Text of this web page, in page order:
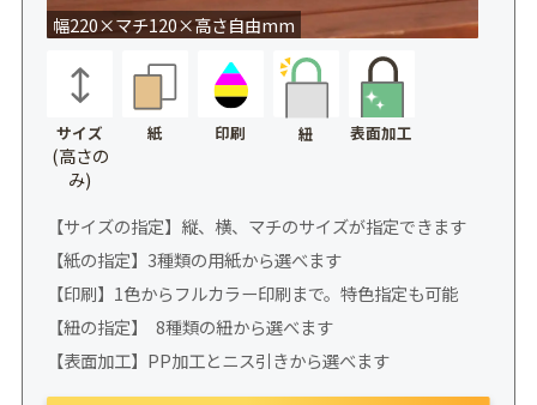
幅220×マチ120×高さ自由mm
サイズ
(高さの
み)
紙 印刷 紐 表面加工
【サイズの指定】縦、横、マチのサイズが指定できます
【紙の指定】3種類の用紙から選べます
【印刷】1色からフルカラー印刷まで。特色指定も可能
【紐の指定】 8種類の紐から選べます
【表面加工】PP加工とニス引きから選べます